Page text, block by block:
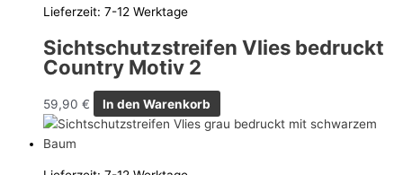
Lieferzeit: 7-12 Werktage
Sichtschutzstreifen Vlies bedruckt
Country Motiv 2
59,90 € In den Warenkorb